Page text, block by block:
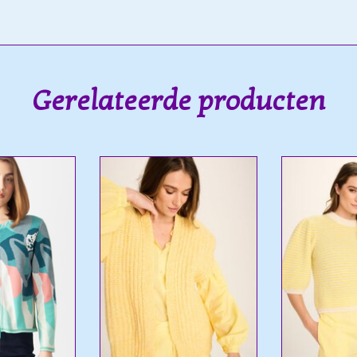
Gerelateerde producten